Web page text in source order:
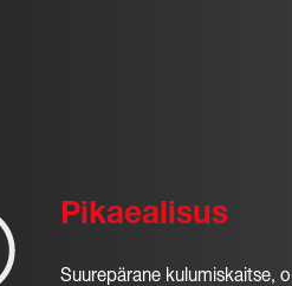
Pikaealisus
Suurepärane kulumiskaitse,